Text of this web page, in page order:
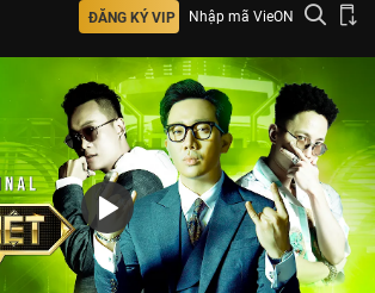
ĐĂNG KÝ VIP Nhập mã VieON